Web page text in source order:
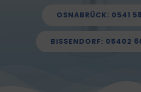
OSNABRÜCK: 0541
BISSENDORF: 05402